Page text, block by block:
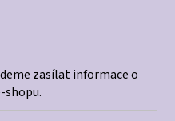
zasílat informace o
shopu.